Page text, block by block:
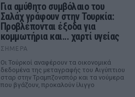
Για αμύθητο συμβόλαιο του
Σαλάχ γράφουν στην Τουρκία:
Προβλέπονται έξοδα για
κομμωτήρια και... χαρτί υγείας
ΣΉΜΕΡΑ
Οι Τούρκοί αναφέρουν τα οικονομικά
δεδομένα της μεταγραφής του Αιγύπτιου
σταρ στην Τραμπζονσπόρ και τα νούμερα
που βγάζουν, προκαλούν ίλιγγο